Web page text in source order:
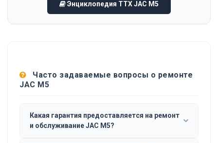
Энциклопедия ТТХ JAC M5
Часто задаваемые вопросы о ремонте
JAC M5
Какая гарантия предоставляется на ремонт
и обслуживание JAC M5?